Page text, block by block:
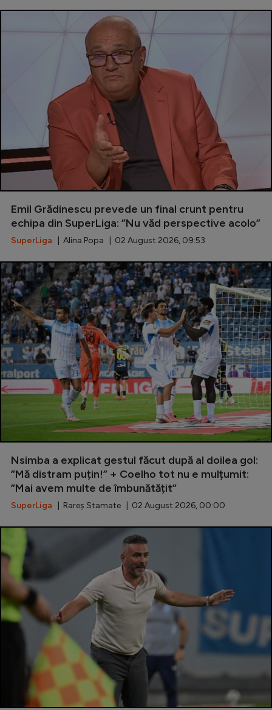
Emil Grădinescu prevede un final crunt pentru
echipa din SuperLiga: ”Nu văd perspective acolo”
SuperLiga | Alina Popa | 02 August 2026, 09:53
Nsimba a explicat gestul făcut după al doilea gol:
”Mă distram puțin!” + Coelho tot nu e mulțumit:
”Mai avem multe de îmbunătățit”
SuperLiga | Rareș Stamate | 02 August 2026, 00:00